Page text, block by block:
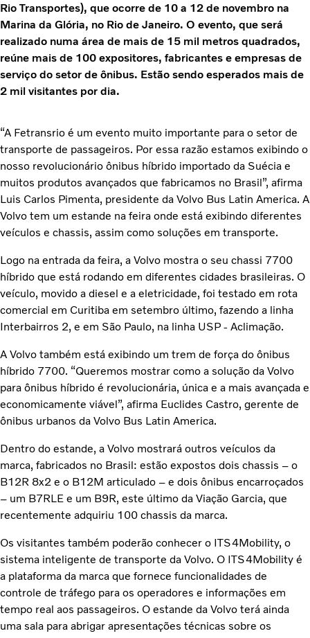
Rio Transportes), que ocorre de 10 a 12 de novembro na
Marina da Glória, no Rio de Janeiro. O evento, que será
realizado numa área de mais de 15 mil metros quadrados,
reúne mais de 100 expositores, fabricantes e empresas de
serviço do setor de ônibus. Estão sendo esperados mais de
2 mil visitantes por dia.
“A Fetransrio é um evento muito importante para o setor de
transporte de passageiros. Por essa razão estamos exibindo o
nosso revolucionário ônibus híbrido importado da Suécia e
muitos produtos avançados que fabricamos no Brasil”, afirma
Luis Carlos Pimenta, presidente da Volvo Bus Latin America. A
Volvo tem um estande na feira onde está exibindo diferentes
veículos e chassis, assim como soluções em transporte.
Logo na entrada da feira, a Volvo mostra o seu chassi 7700
híbrido que está rodando em diferentes cidades brasileiras. O
veículo, movido a diesel e a eletricidade, foi testado em rota
comercial em Curitiba em setembro último, fazendo a linha
Interbairros 2, e em São Paulo, na linha USP - Aclimação.
A Volvo também está exibindo um trem de força do ônibus
híbrido 7700. “Queremos mostrar como a solução da Volvo
para ônibus híbrido é revolucionária, única e a mais avançada e
economicamente viável”, afirma Euclides Castro, gerente de
ônibus urbanos da Volvo Bus Latin America.
Dentro do estande, a Volvo mostrará outros veículos da
marca, fabricados no Brasil: estão expostos dois chassis – o
B12R 8x2 e o B12M articulado – e dois ônibus encarroçados
– um B7RLE e um B9R, este último da Viação Garcia, que
recentemente adquiriu 100 chassis da marca.
Os visitantes também poderão conhecer o ITS4Mobility, o
sistema inteligente de transporte da Volvo. O ITS4Mobility é
a plataforma da marca que fornece funcionalidades de
controle de tráfego para os operadores e informações em
tempo real aos passageiros. O estande da Volvo terá ainda
uma sala para abrigar apresentações técnicas sobre os